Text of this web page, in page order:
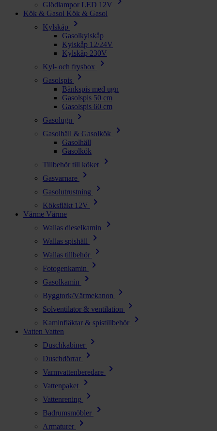
Glödlampor LED 12V
Kök & Gasol Kök & Gasol
Kylskåp
chevron_right
Gasolkylskåp
Kylskåp 12/24V
Kylskåp 230V
Kyl- och frysbox
chevron_right
Gasolspis chevron_right
Bänkspis med ugn
Gasolspis 50 cm
Gasolspis 60 cm
Gasolugn
chevron_right
Gasolhäll & Gasolkök chevron_right
Gasolhäll
Gasolkök
Tillbehör till köket
chevron_right
Gasvarnare chevron_right
Gasolutrustning chevron_right
Köksfläkt 12V chevron_right
Värme Värme
Wallas dieselkamin
chevron_right
Wallas spishäll chevron_right
Wallas tillbehör chevron_right
Fotogenkamin chevron_right
Gasolkamin chevron_right
Byggtork/Värmekanon chevron_right
Solventilator & ventilation chevron_right
Kaminfläktar & spistillbehör chevron_right
Vatten Vatten
Duschkabiner
chevron_right
Duschdörrar chevron_right
Varmvattenberedare chevron_right
Vattenpaket chevron_right
Vattenrening chevron_right
Badrumsmöbler chevron_right
Armaturer chevron_right